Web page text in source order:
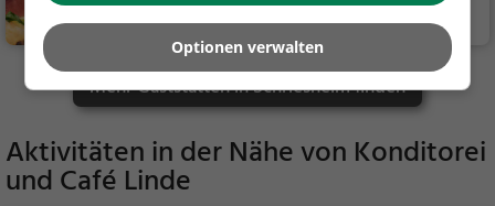
Schriesheim
Restaurant, Italie
nisch, Pizza, Europäis
ch, Mittagessen, Abe
ndessen, Vegetarisc
h, Mediterran
Mehr Gaststätten in Schriesheim finden
Aktivitäten in der Nähe von Konditorei
und Café Linde
Optionen verwalten